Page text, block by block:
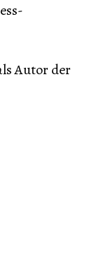
Autor der